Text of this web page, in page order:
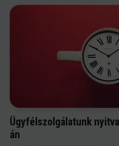
Ügyfélszolgálatunk
án